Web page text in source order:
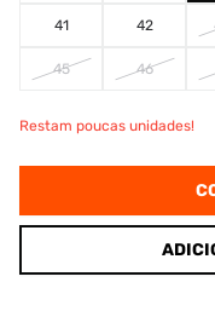
41 42
45 46
Restam poucas unidades!